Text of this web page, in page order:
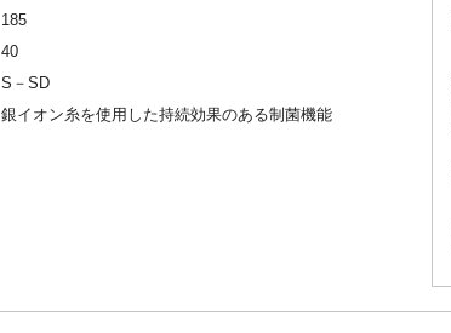
185
40
S－SD
銀イオン糸を使用した持続効果のある制菌機能
思わぬ事故につながる恐れがあります。●長時間使用